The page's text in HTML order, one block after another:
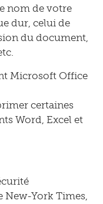
nom de votre
dur, celui de
du document,
Microsoft Office
certaines
Word, Excel et
New-York Times,